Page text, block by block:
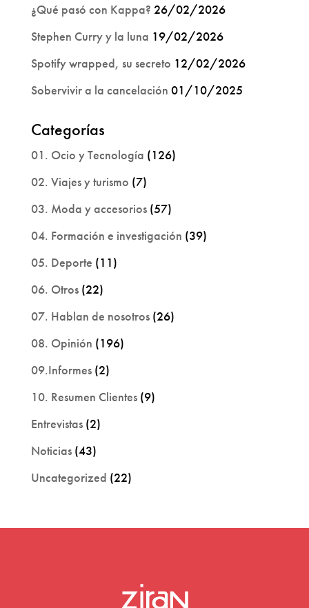
¿Qué pasó con Kappa? 26/02/2026
Stephen Curry y la luna 19/02/2026
Spotify wrapped, su secreto 12/02/2026
Sobervivir a la cancelación 01/10/2025
Categorías
01. Ocio y Tecnología (126)
02. Viajes y turismo (7)
03. Moda y accesorios(57)
04. Formación e investigación (39)
05. Deporte (11)
06. Otros(22)
07. Hablan de nosotros(26)
08. Opinión (196)
09.Informes(2)
10. Resumen Clientes(9)
Entrevistas(2)
Noticias(43)
Uncategorized (22)